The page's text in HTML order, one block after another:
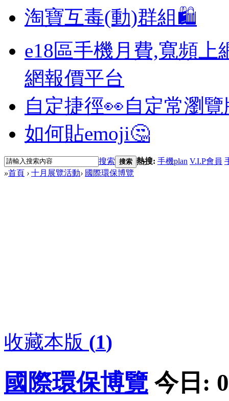
淘寶互毒(動)群組🛍️
e18區手機月費,寬頻上
網報價平台
自定捷徑👀自定常瀏
如何貼emoji🤔
搜索 搜索 熱搜: 手機plan V.I.P會員
»首頁 › 十月展覽活動› 國際環保博覽
收藏本版 (1)
國際環保博覽 今日: 0